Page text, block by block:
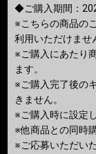
◆ご購入期間：
※こちらの商品の
利用いただけませ
※ご購入にあたり
ます。
※ご購入完了後の
きません。
※ご購入時に設定
※他商品との同時
※ご応募いただい